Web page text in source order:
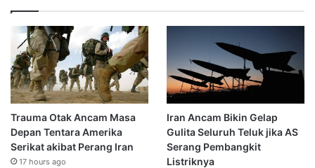
Trauma Otak Ancam Masa
Depan Tentara Amerika
Serikat akibat Perang Iran
17 hours ago
Iran Ancam Bikin Gelap
Gulita Seluruh Teluk jika AS
Serang Pembangkit
Listriknya